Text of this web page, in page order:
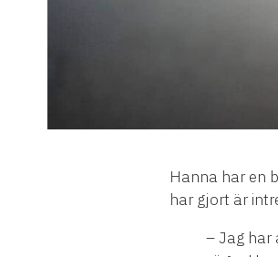
Hanna har en
har gjort är
– Jag har